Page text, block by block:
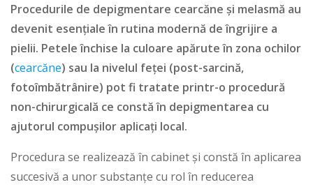
Procedurile de depigmentare cearcăne și melasmă au
devenit esențiale în rutina modernă de îngrijire a
pielii. Petele închise la culoare apărute în zona ochilor
(cearcăne) sau la nivelul feței (post-sarcină,
fotoîmbătrânire) pot fi tratate printr-o procedură
non-chirurgicală ce constă în depigmentarea cu
ajutorul compușilor aplicați local.
Procedura se realizează în cabinet și constă în aplicarea
succesivă a unor substanțe cu rol în reducerea